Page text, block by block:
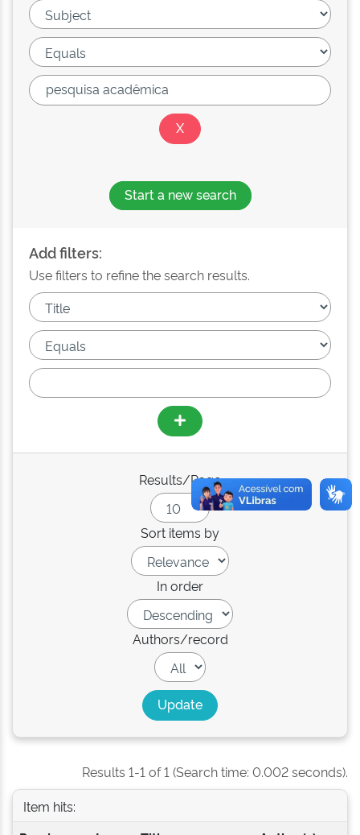
Start a new search
Add filters:
Use filters to refine the search results.
Results/Page
Sort items by
In order
Authors/record
Results 1-1 of 1 (Search time: 0.002 seconds).
Item hits: